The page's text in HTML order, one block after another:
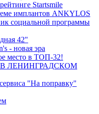
Startsmile
имплантов ANKYLOS
социальной программы
42"
- новая эра
место в ТОП-32!
ЛЕНИНГРАДСКОМ
"На поправку"